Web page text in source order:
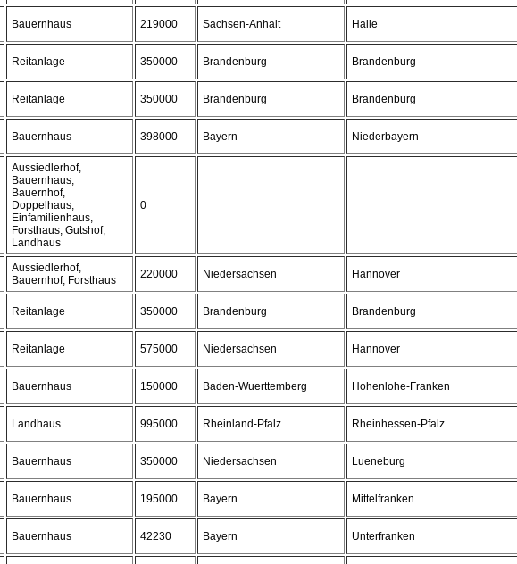
Bauernhaus 219000 Sachsen-Anhalt Halle
Reitanlage 350000 Brandenburg Brandenburg
Reitanlage 350000 Brandenburg Brandenburg
Bauernhaus 398000 Bayern Niederbayern
Aussiedlerhof,
Bauernhaus,
Bauernhof,
Doppelhaus,
Einfamilienhaus,
Forsthaus, Gutshof,
Landhaus
0
Aussiedlerhof,
Bauernhof, Forsthaus
220000 Niedersachsen Hannover
Reitanlage 350000 Brandenburg Brandenburg
Reitanlage 575000 Niedersachsen Hannover
Bauernhaus 150000 Baden-Wuerttemberg Hohenlohe-Franken
Landhaus 995000 Rheinland-Pfalz Rheinhessen-Pfalz
Bauernhaus 350000 Niedersachsen Lueneburg
Bauernhaus 195000 Bayern Mittelfranken
Bauernhaus 42230 Bayern Unterfranken